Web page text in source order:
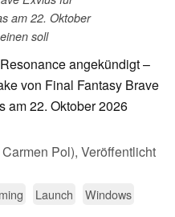
am 22. Oktober
soll
angekündigt –
von Final Fantasy Brave
am 22. Oktober 2026
Carmen Pol), Veröffentlicht
Launch Windows